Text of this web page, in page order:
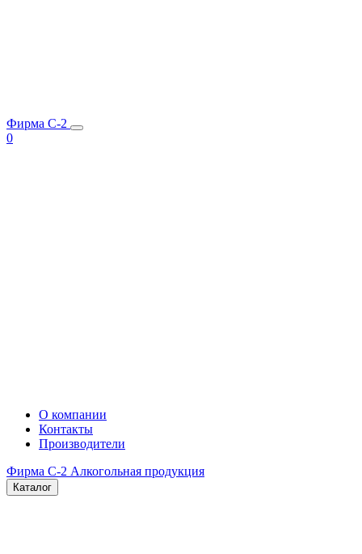
Фирма C-2
0
О компании
Контакты
Производители
Фирма C-2 Алкогольная продукция
Каталог